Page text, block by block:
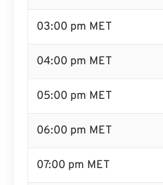
03:00 pm MET
04:00 pm MET
05:00 pm MET
06:00 pm MET
07:00 pm MET